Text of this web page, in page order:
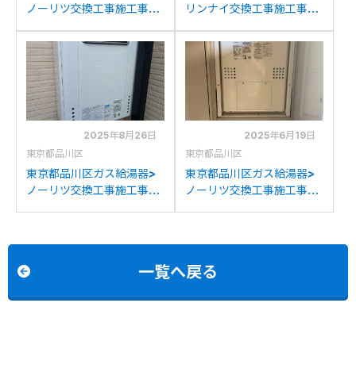
ノーリツ交換工事施工事
1203LRSW6からノーリツ
GH-712W3H BLへの交換
リンナイ交換工事施工事
V1610FFUA-Eからリンナ
イRUX-V1615SFFUA(A)-
Eへの交換
2025年8月26日
東京都品川区
東京都品川区ガス給湯器>
ノーリツ交換工事施工事
2025年6月19日
東京都品川区
東京都品川区ガス給湯器>
ノーリツ交換工事施工事
一覧へ戻る